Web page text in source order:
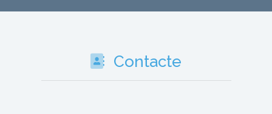
Contacte